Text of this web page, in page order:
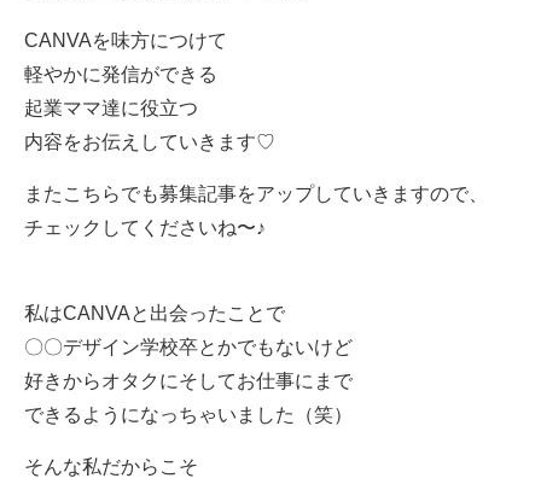
CANVAを味方につけて
軽やかに発信ができる
起業ママ達に役立つ
内容をお伝えしていきます♡
またこちらでも募集記事をアップしていきますので、
チェックしてくださいね〜♪
私はCANVAと出会ったことで
〇〇デザイン学校卒とかでもないけど
好きからオタクにそしてお仕事にまで
できるようになっちゃいました（笑）
そんな私だからこそ